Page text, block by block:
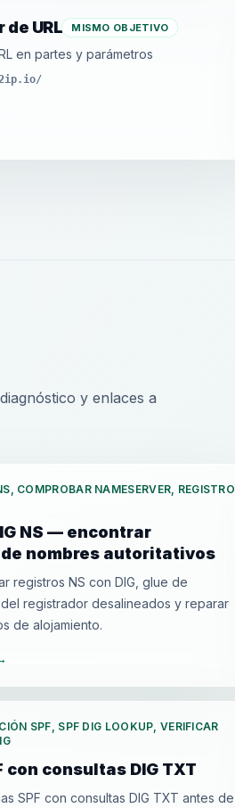
de URL MISMO OBJETIVO
en partes y parámetros
y enlaces a
COMPROBAR NAMESERVER, REGISTRO
NS — encontrar
nombres autoritativos
registros NS con DIG, glue de
registrador desalineados y reparar
de alojamiento.
SPF, SPF DIG LOOKUP, VERIFICAR
con consultas DIG TXT
SPF con consultas DIG TXT antes de